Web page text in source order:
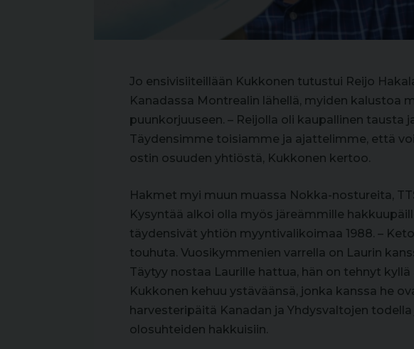
Jo ensivisiiteillään Kukkonen tutustui Reijo
Kanadassa Montrealin lähellä, myiden kalustoa
puunkorjuuseen. – Reijolla oli kaupallinen tausta
Täydensimme toisiamme ja ajattelimme, että
ostin osuuden yhtiöstä, Kukkonen kertoo.
Hakmet myi muun muassa Nokka-nostureita,
Kysyntää alkoi olla myös järeämmille
täydensivät yhtiön myyntivalikoimaa 1988. –
touhuta. Vuosikymmenien varrella on Laurin
Täytyy nostaa Laurille hattua, hän on tehnyt
Kukkonen kehuu ystäväänsä, jonka kanssa he
harvesteripäitä Kanadan ja Yhdysvaltojen
olosuhteiden hakkuisiin.